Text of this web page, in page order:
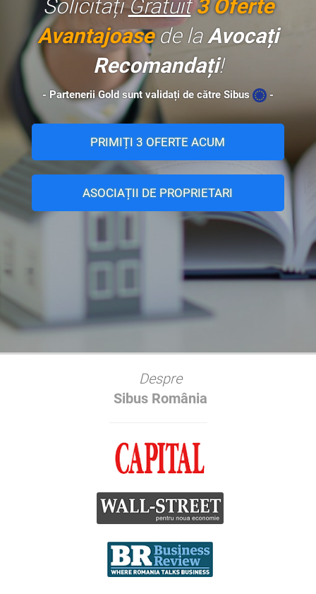
SolicitațiGratuit 3 Oferte
Avantajoasede laAvocați
Recomandați!
- Partenerii Gold sunt validați de către Sibus -
PRIMIȚI 3 OFERTE ACUM
ASOCIAȚII DE PROPRIETARI
Despre
Sibus România